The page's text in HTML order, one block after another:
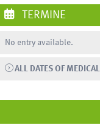
TERMINE
No entry available.
ALL DATES OF